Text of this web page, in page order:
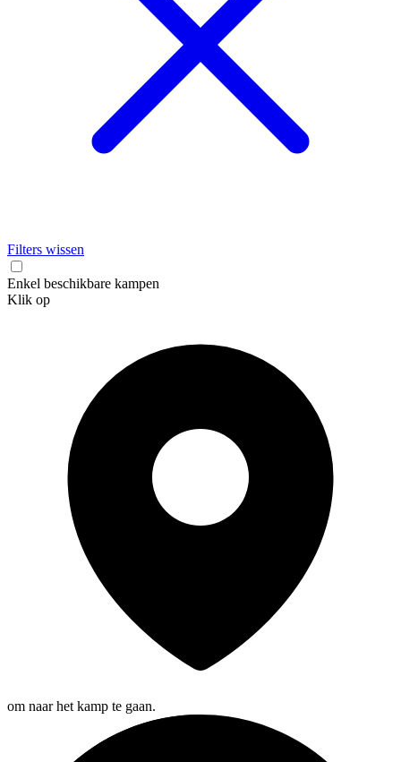
Filters wissen
Enkel beschikbare kampen
Klik op
om naar het kamp te gaan.